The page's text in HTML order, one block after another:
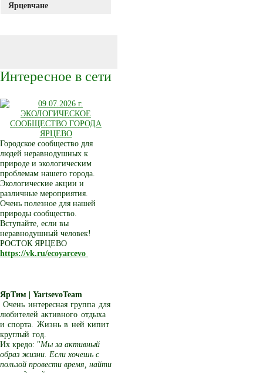
Ярцевчане
Интересное в сети
Городское сообщество для
людей неравнодушных к
природе и экологическим
проблемам нашего города.
Экологические акции и
различные мероприятия.
Очень полезное для нашей
природы сообщество.
Вступайте, если вы
неравнодушный человек!
РОСТОК ЯРЦЕВО
https://vk.ru/ecoyarcevo
ЯрТим | YartsevoTeam
Очень интересная группа для
любителей активного отдыха
и спорта. Жизнь в ней кипит
круглый год.
Их кредо: "Мы за активный
образ жизни. Если хочешь с
пользой провести время, найти